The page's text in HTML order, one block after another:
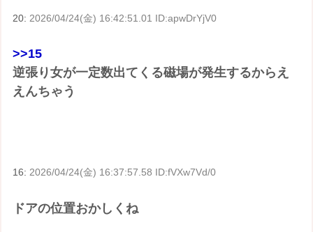
20: 2026/04/24(金) 16:42:51.01 ID:apwDrYjV0
>>15
逆張り女が一定数出てくる磁場が発生するからえ
えんちゃう
16:2026/04/24(金) 16:37:57.58 ID:fVXw7Vd/0
ドアの位置おかしくね